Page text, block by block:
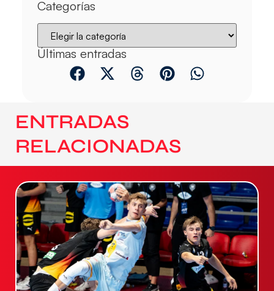
Categorías
Últimas entradas
ENTRADAS
RELACIONADAS